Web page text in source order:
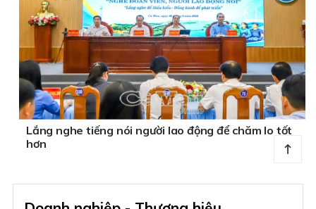
Lắng nghe tiếng nói người lao động để chăm lo tốt
hơn